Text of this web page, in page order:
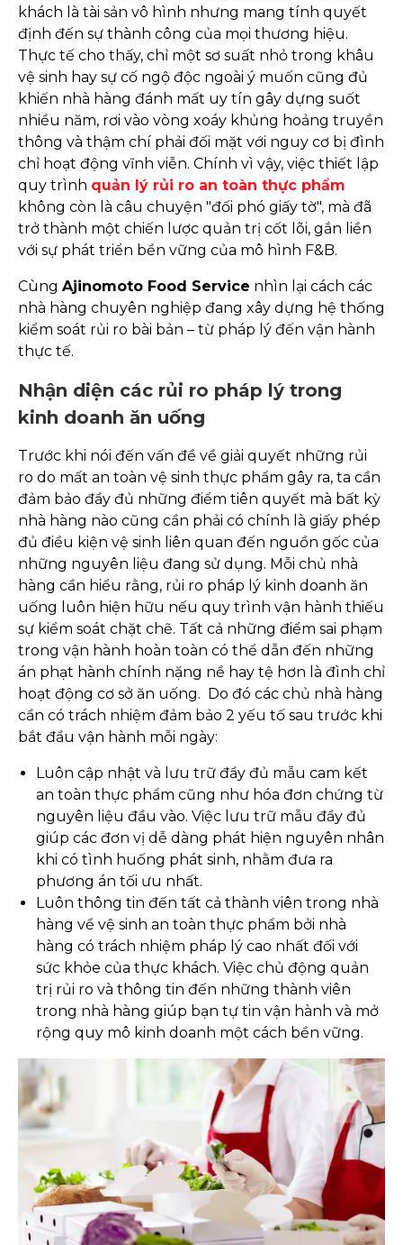
khách là tài sản vô hình nhưng mang tính quyết
định đến sự thành công của mọi thương hiệu.
Thực tế cho thấy, chỉ một sơ suất nhỏ trong khâu
vệ sinh hay sự cố ngộ độc ngoài ý muốn cũng đủ
khiến nhà hàng đánh mất uy tín gây dựng suốt
nhiều năm, rơi vào vòng xoáy khủng hoảng truyền
thông và thậm chí phải đối mặt với nguy cơ bị đình
chỉ hoạt động vĩnh viễn. Chính vì vậy, việc thiết lập
quy trình quản lý rủi ro an toàn thực phẩm
không còn là câu chuyện "đối phó giấy tờ", mà đã
trở thành một chiến lược quản trị cốt lõi, gắn liền
với sự phát triển bền vững của mô hình F&B.
Cùng Ajinomoto Food Service nhìn lại cách các
nhà hàng chuyên nghiệp đang xây dựng hệ thống
kiểm soát rủi ro bài bản – từ pháp lý đến vận hành
thực tế.
Nhận diện các rủi ro pháp lý trong
kinh doanh ăn uống
Trước khi nói đến vấn đề về giải quyết những rủi
ro do mất an toàn vệ sinh thực phẩm gây ra, ta cần
đảm bảo đầy đủ những điểm tiên quyết mà bất kỳ
nhà hàng nào cũng cần phải có chính là giấy phép
đủ điều kiện vệ sinh liên quan đến nguồn gốc của
những nguyên liệu đang sử dụng. Mỗi chủ nhà
hàng cần hiểu rằng, rủi ro pháp lý kinh doanh ăn
uống luôn hiện hữu nếu quy trình vận hành thiếu
sự kiểm soát chặt chẽ. Tất cả những điểm sai phạm
trong vận hành hoàn toàn có thể dẫn đến những
án phạt hành chính nặng nề hay tệ hơn là đình chỉ
hoạt động cơ sở ăn uống. Do đó các chủ nhà hàng
cần có trách nhiệm đảm bảo 2 yếu tố sau trước khi
bắt đầu vận hành mỗi ngày:
Luôn cập nhật và lưu trữ đầy đủ mẫu cam kết
an toàn thực phẩm cũng như hóa đơn chứng từ
nguyên liệu đầu vào. Việc lưu trữ mẫu đầy đủ
giúp các đơn vị dễ dàng phát hiện nguyên nhân
khi có tình huống phát sinh, nhằm đưa ra
phương án tối ưu nhất.
Luôn thông tin đến tất cả thành viên trong nhà
hàng về vệ sinh an toàn thực phẩm bởi nhà
hàng có trách nhiệm pháp lý cao nhất đối với
sức khỏe của thực khách. Việc chủ động quản
trị rủi ro và thông tin đến những thành viên
trong nhà hàng giúp bạn tự tin vận hành và mở
rộng quy mô kinh doanh một cách bền vững.